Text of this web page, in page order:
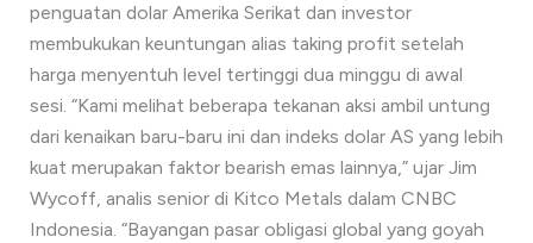
penguatan dolar Amerika Serikat dan investor
membukukan keuntungan alias taking profit setelah
harga menyentuh level tertinggi dua minggu di awal
sesi. “Kami melihat beberapa tekanan aksi ambil untung
dari kenaikan baru-baru ini dan indeks dolar AS yang lebih
kuat merupakan faktor bearish emas lainnya,” ujar Jim
Wycoff, analis senior di Kitco Metals dalam CNBC
Indonesia. “Bayangan pasar obligasi global yang goyah